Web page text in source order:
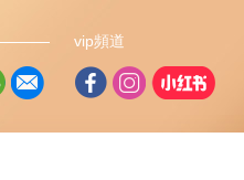
vip頻道